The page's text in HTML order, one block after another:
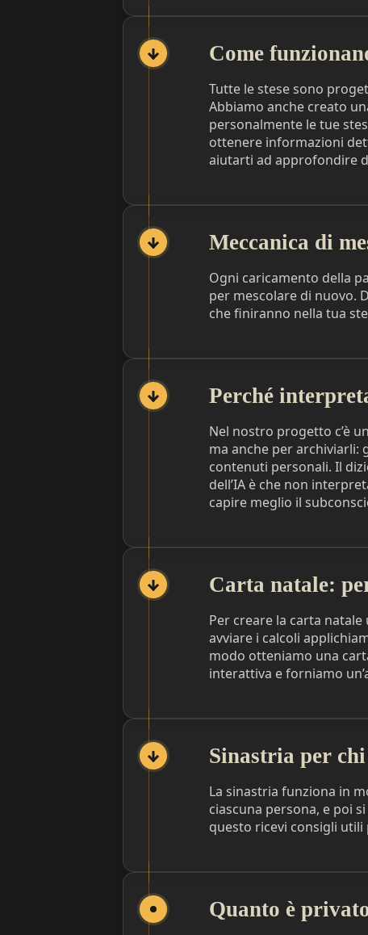
Come
Tutte le stese sono
Abbiamo anche creato
personalmente le tue
ottenere informazioni
aiutarti ad approfondire
Meccanica di
Ogni caricamento della
per mescolare di nuovo.
che finiranno nella tua
Perché
Nel nostro progetto c’è
ma anche per archiviarli:
contenuti personali. Il
dell’IA è che non
capire meglio il
Carta natale:
Per creare la carta
avviare i calcoli
modo otteniamo una
interattiva e forniamo
Sinastria per
La sinastria funziona in
ciascuna persona, e poi
questo ricevi consigli
Quanto è